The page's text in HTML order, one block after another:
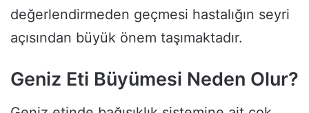
değerlendirmeden geçmesi hastalığın seyri
açısından büyük önem taşımaktadır.
Geniz Eti Büyümesi Neden Olur?